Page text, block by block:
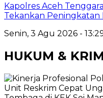
Kapolres Aceh
Tekankan Peningkatan
Senin, 3 Agu 2026 -
HUKUM &